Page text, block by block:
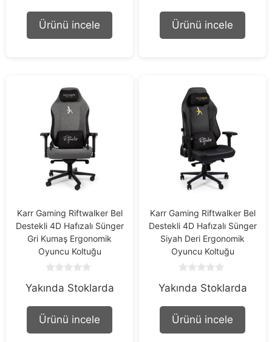
t
f
Ürünü incele
t
f
Ürünü incele
Karr Gaming Riftwalker Bel
Destekli 4D Hafızalı Sünger
Gri Kumaş Ergonomik
Oyuncu Koltuğu
o
t
f
Yakında Stoklarda
Ürünü incele
Karr Gaming Riftwalker Bel
Destekli 4D Hafızalı Sünger
Siyah Deri Ergonomik
Oyuncu Koltuğu
o
t
f
Yakında Stoklarda
Ürünü incele